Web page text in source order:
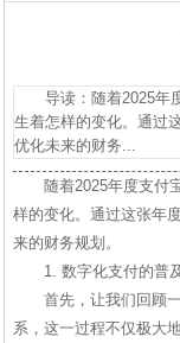
导读：随着2025年度
生着怎样的变化。通过
优化未来的财务...
随着2025年度支付
样的变化。通过这张年
来的财务规划。
1. 数字化支付的普
首先，让我们回顾
系，这一过程不仅极大